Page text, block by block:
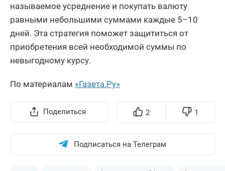
называемое усреднение и покупать валюту
равными небольшими суммами каждые 5–10
дней. Эта стратегия поможет защититься от
приобретения всей необходимой суммы по
невыгодному курсу.
По материалам «Газета.Ру»
Поделиться 2 1
Подписаться на Телеграм